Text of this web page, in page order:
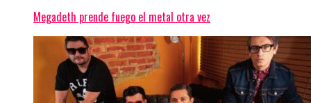
Megadeth prende fuego el metal otra vez